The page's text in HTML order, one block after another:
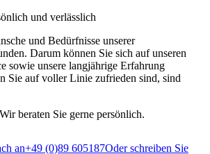
und verlässlich
und Bedürfnisse unserer
Darum können Sie sich auf unseren
sowie unsere langjährige Erfahrung
Sie auf voller Linie zufrieden sind, sind
beraten Sie gerne persönlich.
an+49 (0)89 605187Oder schreiben Sie